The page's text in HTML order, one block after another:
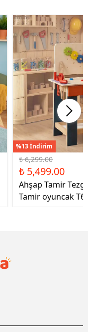
%13 İndirim
₺ 6,299.00
₺ 5,499.00
Ahşap Tamir
Tamir oyuncak